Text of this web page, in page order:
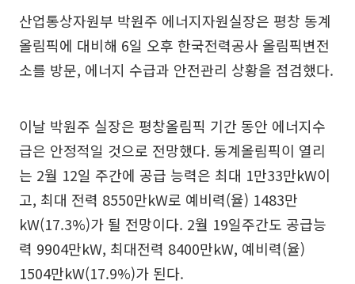
산업통상자원부 박원주 에너지자원실장은 평창 동계
올림픽에 대비해 6일 오후 한국전력공사 올림픽변전
소를 방문, 에너지 수급과 안전관리 상황을 점검했다.
이날 박원주 실장은 평창올림픽 기간 동안 에너지수
급은 안정적일 것으로 전망했다. 동계올림픽이 열리
는 2월 12일 주간에 공급 능력은 최대 1만33만kW이
고, 최대 전력 8550만kW로 예비력(율) 1483만
kW(17.3%)가 될 전망이다. 2월 19일주간도 공급능
력 9904만kW, 최대전력 8400만kW, 예비력(율)
1504만kW(17.9%)가 된다.